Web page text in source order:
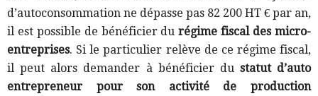
d’autoconsommation ne dépasse pas 82 200 HT € par an,
il est possible de bénéficier durégime fiscal des micro-
entreprises. Si le particulier relève de ce régime fiscal,
il peut alors demander à bénéficier du statut d’auto
entrepreneur pour son activité de production